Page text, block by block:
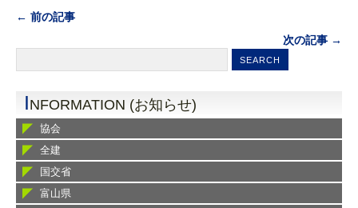
← 前の記事
次の記事 →
INFORMATION (お知らせ)
協会
全建
国交省
富山県